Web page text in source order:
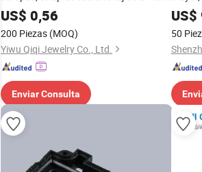
con cuentas, accesorio móvil de moda
US$ 0,56
200 Piezas (MOQ)
Yiwu Qiqi Jewelry Co., Ltd.
Enviar Consulta
US$
50